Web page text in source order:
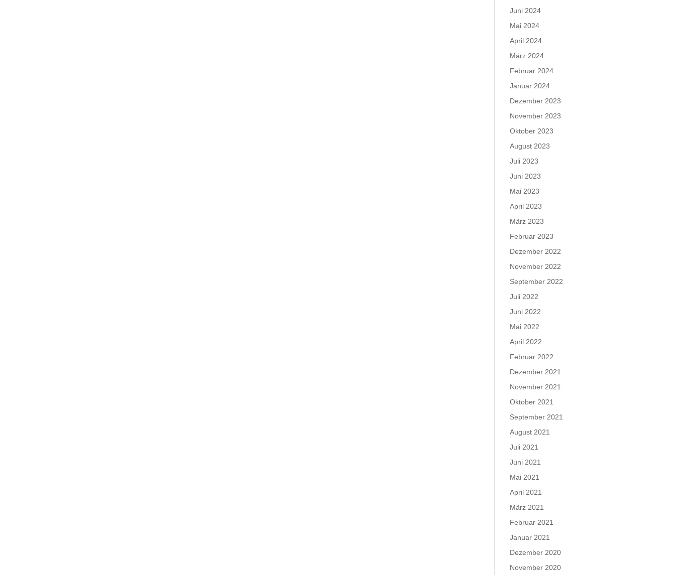
Juni 2024
Mai 2024
April 2024
März 2024
Februar 2024
Januar 2024
Dezember 2023
November 2023
Oktober 2023
August 2023
Juli 2023
Juni 2023
Mai 2023
April 2023
März 2023
Februar 2023
Dezember 2022
November 2022
September 2022
Juli 2022
Juni 2022
Mai 2022
April 2022
Februar 2022
Dezember 2021
November 2021
Oktober 2021
September 2021
August 2021
Juli 2021
Juni 2021
Mai 2021
April 2021
März 2021
Februar 2021
Januar 2021
Dezember 2020
November 2020